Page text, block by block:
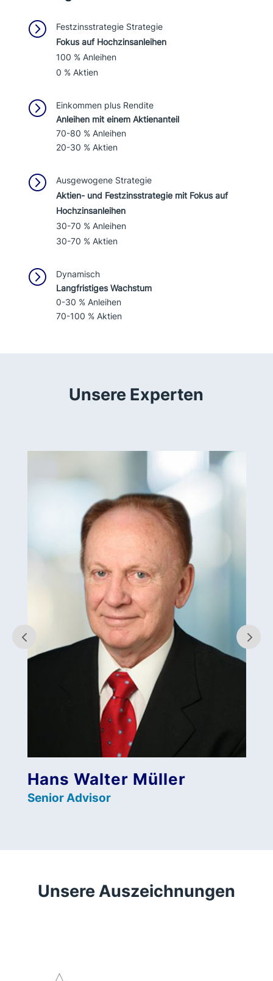
=
Festzinsstrategie Strategie
Fokus auf Hochzinsanleihen
100 % Anleihen
0 % Aktien
=
Einkommen plus Rendite
Anleihen mit einem Aktienanteil
70-80 % Anleihen
20-30 % Aktien
=
Ausgewogene Strategie
Aktien- und Festzinsstrategie mit Fokus auf
Hochzinsanleihen
30-70 % Anleihen
30-70 % Aktien
=
Dynamisch
Langfristiges Wachstum
0-30 % Anleihen
70-100 % Aktien
Unsere Experten
Hans Walter Müller
Senior Advisor
Unsere Auszeichnungen